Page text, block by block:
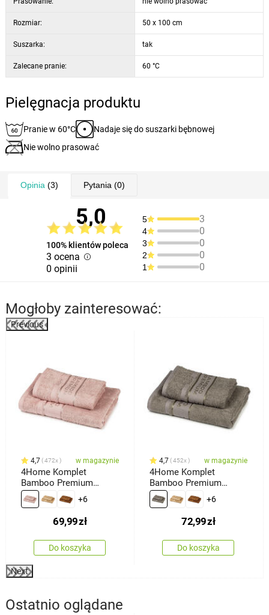
Rozmiar: 50 x 100 cm
Suszarka: tak
Zalecane pranie: 60 °C
Pielęgnacja produktu
Pranie w 60°C
Nadaje się do suszarki bębnowej
Nie wolno prasować
Opinia (3) Pytania (0)
5,0
100% klientów poleca
3 ocena
0 opinii
5 3
4 0
3 0
2 0
1 0
Mogłoby zainteresować:
Previous
4,7 472x w magazynie
4Home Komplet
Bamboo Premium
ręczników różowy, 70 x
140 cm, 50 x 100 cm
+6
69,99zł
Do koszyka
4,7 452x w magazynie
4Home Komplet
Bamboo Premium
ręczników szary, 70 x
140 cm, 50 x 100 cm
+6
72,99zł
Do koszyka
Next
Ostatnio oglądane